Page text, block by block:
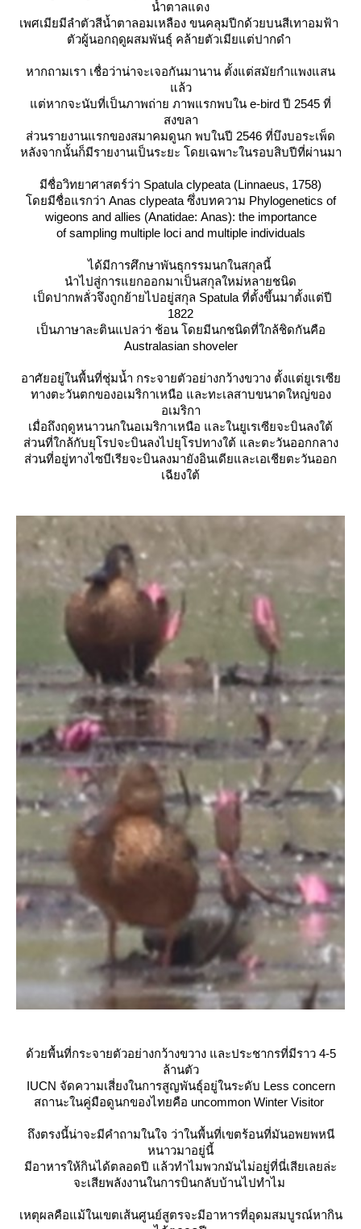
น้ำตาลแดง
เพศเมียมีลำตัวสีน้ำตาลอมเหลือง ขนคลุมปีกด้วยบนสีเทาอมฟ้า
ตัวผู้นอกฤดูผสมพันธุ์ คล้ายตัวเมียแต่ปากดำ
หากถามเรา เชื่อว่าน่าจะเจอกันมานาน ตั้งแต่สมัยกำแพงแสน
ล้ว
ต่หากจะนับที่เป็นภาพถ่าย ภาพแรกพบใน e-bird ปี 2545 ที่
สงขลา
ส่วนรายงานแรกของสมาคมดูนก พบในปี 2546 ที่บึงบอระเพ็ด
หลังจากนั้นก็มีรายงานเป็นระยะ โดยเฉพาะในรอบสิบปีที่ผ่านมา
มีชื่อวิทยาศาสตร์ว่า Spatula clypeata (Linnaeus, 1758)
ดยมีชื่อแรกว่า Anas clypeata ซึ่งบทความ Phylogenetics of
wigeons and allies (Anatidae: Anas): the importance
of sampling multiple loci and multiple individuals
ได้มีการศึกษาพันธุกรรมนกในสกุลนี้
นำไปสู่การแยกออกมาเป็นสกุลใหม่หลายชนิด
เป็ดปากพลั่วจึงถูกย้ายไปอยู่สกุล Spatula ที่ตั้งขึ้นมาตั้งแต่ปี
1822
เป็นภาษาละตินแปลว่า ช้อน โดยมีนกชนิดที่ใกล้ชิดกันคือ
Australasian shoveler
อาศัยอยู่ในพื้นที่ชุ่มน้ำ กระจายตัวอย่างกว้างขวาง ตั้งแต่ยูเรเซี
ทางตะวันตกของอเมริกาเหนือ และทะเลสาบขนาดใหญ่ของ
อเมริกา
เมื่อถึงฤดูหนาวนกในอเมริกาเหนือ และในยูเรเซียจะบินลงใต้
ส่วนที่ใกล้กับยุโรปจะบินลงไปยุโรปทางใต้ และตะวันออกกลาง
ส่วนที่อยู่ทางไซบีเรียจะบินลงมายังอินเดียและเอเชียตะวันออก
เฉียงใต้
ด้วยพื้นที่กระจายตัวอย่างกว้างขวาง และประชากรที่มีราว 4-5
ล้านตัว
IUCN จัดความเสี่ยงในการสูญพันธุ์อยู่ในระดับ Less concern
สถานะในคู่มือดูนกของไทยคือ uncommon Winter Visitor
ถึงตรงนี้น่าจะมีคำถามในใจ ว่าในพื้นที่เขตร้อนที่มันอพยพหนี
หนาวมาอยู่นี้
มีอาหารให้กินได้ตลอดปี แล้วทำไมพวกมันไม่อยู่ที่นี่เสียเลยล่ะ
จะเสียพลังงานในการบินกลับบ้านไปทำไม
เหตุผลคือแม้ในเขตเส้นศูนย์สูตรจะมีอาหารที่อุดมสมบูรณ์หากิน